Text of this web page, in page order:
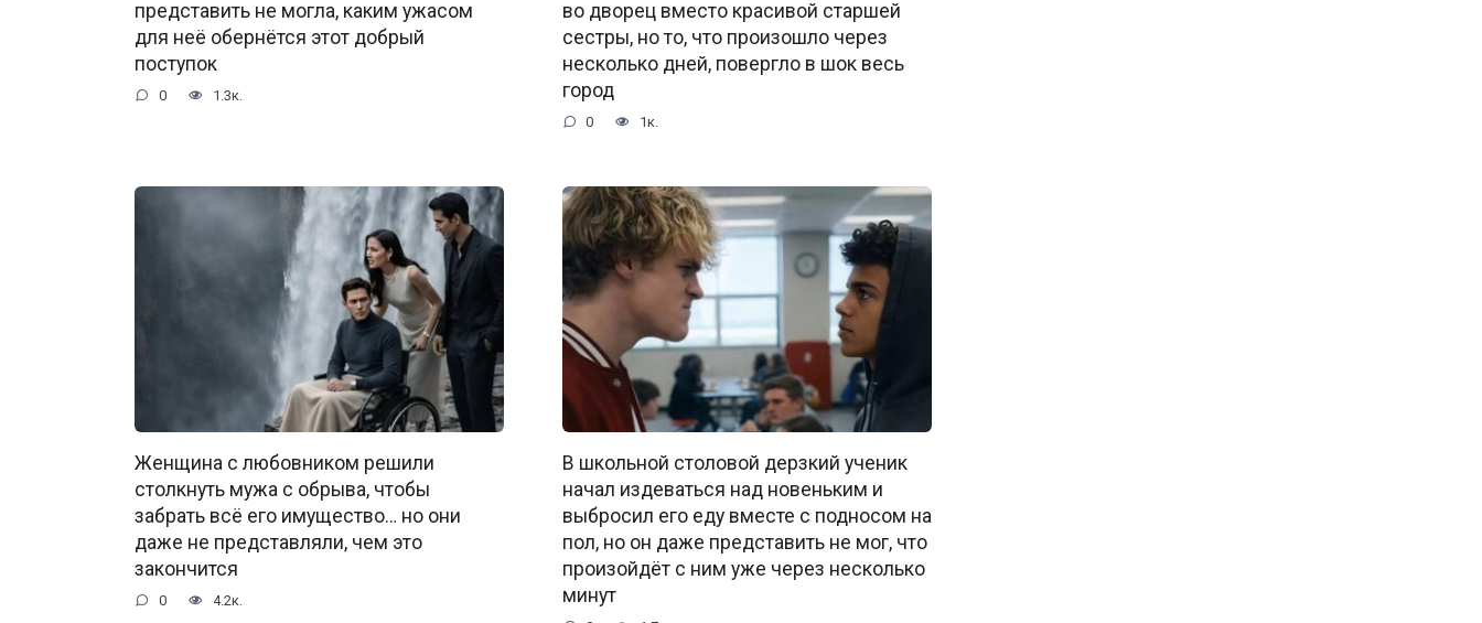
представить не могла, каким ужасом
для неё обернётся этот добрый
поступок
0 1.3к.
во дворец вместо красивой старшей
сестры, но то, что произошло через
несколько дней, повергло в шок весь
город
0 1к.
Женщина с любовником решили
столкнуть мужа с обрыва, чтобы
забрать всё его имущество… но они
даже не представляли, чем это
закончится
0 4.2к.
В школьной столовой дерзкий ученик
начал издеваться над новеньким и
выбросил его еду вместе с подносом на
пол, но он даже представить не мог, что
произойдёт с ним уже через несколько
минут